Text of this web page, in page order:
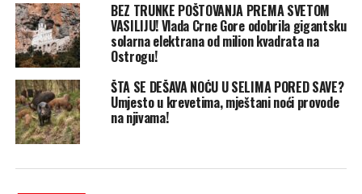
BEZ TRUNKE POŠTOVANJA PREMA SVETOM
VASILIJU! Vlada Crne Gore odobrila gigantsku
solarna elektrana od milion kvadrata na
Ostrogu!
ŠTA SE DEŠAVA NOĆU U SELIMA PORED SAVE?
Umjesto u krevetima, mještani noći provode
na njivama!